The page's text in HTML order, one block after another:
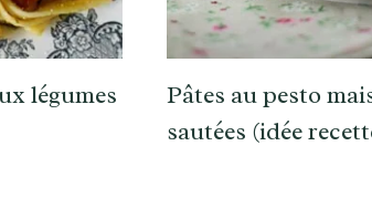
légumes
Pâtes au pesto
sautées (idée